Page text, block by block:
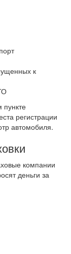
к
пункте
регистрации
автомобиля.
компании
деньги за